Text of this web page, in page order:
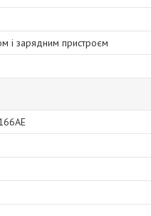
і зарядним пристроєм